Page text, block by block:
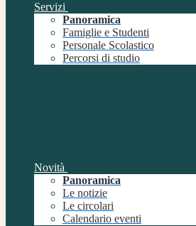
Servizi
Panoramica
Famiglie e Studenti
Personale Scolastico
Percorsi di studio
Novità
Panoramica
Le notizie
Le circolari
Calendario eventi